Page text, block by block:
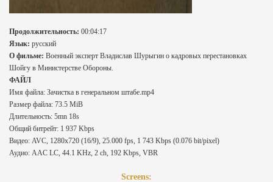
Продолжительность: 00:04:17
Язык: русский
О фильме: Военный эксперт Владислав Шурыгин о кадровых перестановках
Шойгу в Министерстве Обороны.
ФАЙЛ
Имя файла: Зачистка в генеральном штабе.mp4
Размер файла: 73.5 MiB
Длительность: 5mn 18s
Общий битрейт: 1 937 Kbps
Видео: AVC, 1280x720 (16/9), 25.000 fps, 1 743 Kbps (0.076 bit/pixel)
Аудио: AAC LC, 44.1 KHz, 2 ch, 192 Kbps, VBR
Screens: